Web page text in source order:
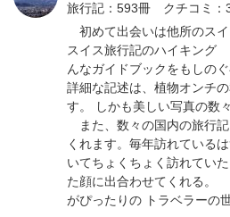
旅行記：593冊 クチコミ：
初めて出会いは他所のス
スイス旅行記のハイキング
んなガイドブックをもしの
詳細な記述は、植物オンチ
す。 しかも美しい写真の数
また、数々の国内の旅行
くれます。毎年訪れている
いてちょくちょく訪れてい
た顔に出合わせてくれる。
がぴったりの トラベラーの